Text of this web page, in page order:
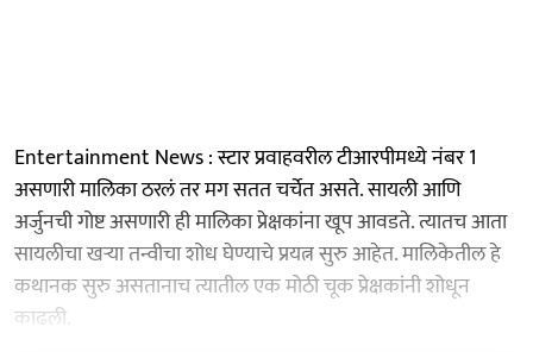
Entertainment News : स्टार प्रवाहवरील टीआरपीमध्ये नंबर 1
असणारी मालिका ठरलं तर मग सतत चर्चेत असते. सायली आणि
अर्जुनची गोष्ट असणारी ही मालिका प्रेक्षकांना खूप आवडते. त्यातच आता
सायलीचा खऱ्या तन्वीचा शोध घेण्याचे प्रयत्न सुरु आहेत. मालिकेतील हे
कथानक सुरु असतानाच त्यातील एक मोठी चूक प्रेक्षकांनी शोधून
काढली.